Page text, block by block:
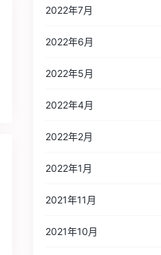
2022年7月
2022年6月
2022年5月
2022年4月
2022年2月
2022年1月
2021年11月
2021年10月